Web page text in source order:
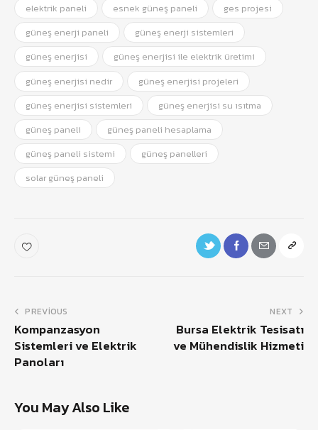
elektrik paneli esnek güneş paneli
ges projesi
güneş enerji paneli
güneş enerji sistemleri
güneş enerjisi
güneş enerjisi ile elektrik üretimi
güneş enerjisi nedir
güneş enerjisi projeleri
güneş enerjisi sistemleri
güneş enerjisi su ısıtma
güneş paneli
güneş paneli hesaplama
güneş paneli sistemi
güneş panelleri
solar güneş paneli
PREVIOUS
Kompanzasyon
Sistemleri ve Elektrik
Panoları
NEXT
Bursa Elektrik Tesisatı
ve Mühendislik Hizmeti
You May Also Like